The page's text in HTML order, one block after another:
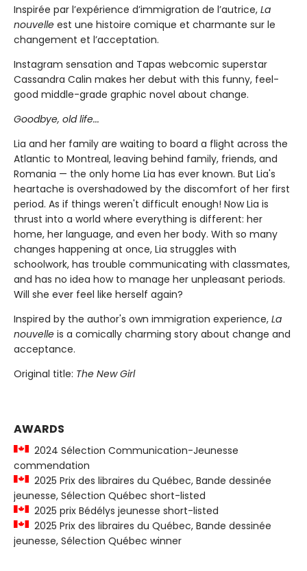
Inspirée par l’expérience d’immigration de l’autrice, La
nouvelle est une histoire comique et charmante sur le
changement et l’acceptation.
Instagram sensation and Tapas webcomic superstar
Cassandra Calin makes her debut with this funny, feel-
good middle-grade graphic novel about change.
Goodbye, old life...
Lia and her family are waiting to board a flight across the
Atlantic to Montreal, leaving behind family, friends, and
Romania — the only home Lia has ever known. But Lia's
heartache is overshadowed by the discomfort of her first
period. As if things weren't difficult enough! Now Lia is
thrust into a world where everything is different: her
home, her language, and even her body. With so many
changes happening at once, Lia struggles with
schoolwork, has trouble communicating with classmates,
and has no idea how to manage her unpleasant periods.
Will she ever feel like herself again?
Inspired by the author's own immigration experience, La
nouvelle is a comically charming story about change and
acceptance.
Original title: The New Girl
AWARDS
2024 Sélection Communication-Jeunesse
commendation
2025 Prix des libraires du Québec, Bande dessinée
jeunesse, Sélection Québec short-listed
2025 prix Bédélys jeunesse short-listed
2025 Prix des libraires du Québec, Bande dessinée
jeunesse, Sélection Québec winner